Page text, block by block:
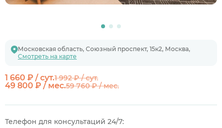
Московская область, Союзный проспект, 15к2, Москва,
Смотреть на карте
1 660 ₽ / сут.1 992 ₽ / сут.
49 800 ₽ / мес.59 760 ₽ / мес.
Телефон для консультаций 24/7: